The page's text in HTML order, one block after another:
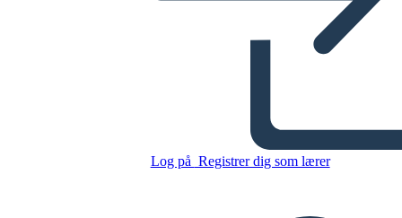
Log på Registrer dig som lærer
אופייני vs מו"מ עקרונית